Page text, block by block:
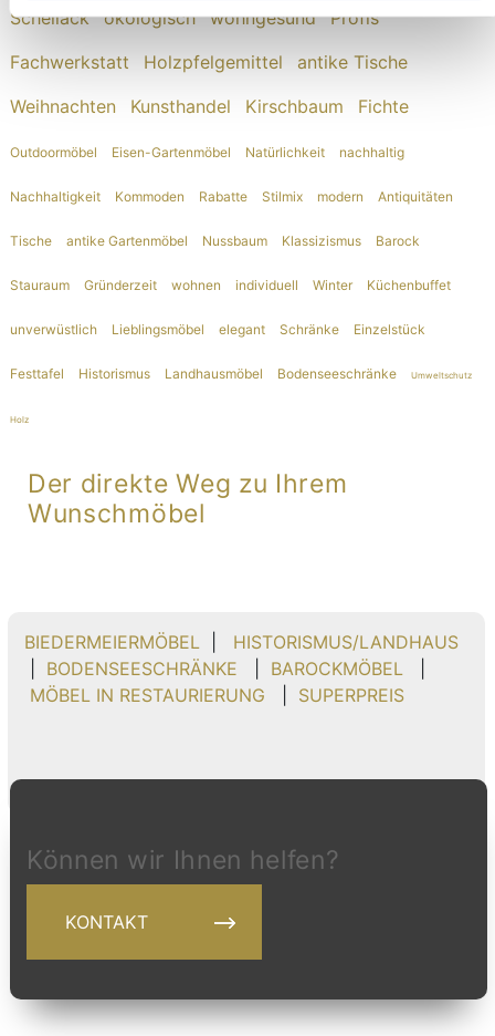
Möbel vs. künstlichem Shabby-Look
Schellack ökologisch wohngesund
Profis
Fachwerkstatt
Holzpfelgemittel
antike Tische
Weihnachten
Kunsthandel Kirschbaum Fichte
Outdoormöbel Eisen-Gartenmöbel Natürlichkeit nachhaltig
Nachhaltigkeit Kommoden Rabatte Stilmix modern Antiquitäten
Tische antike Gartenmöbel Nussbaum Klassizismus Barock
Stauraum Gründerzeit wohnen individuell Winter Küchenbuffet
unverwüstlich Lieblingsmöbel elegant Schränke Einzelstück
Festtafel Historismus Landhausmöbel Bodenseeschränke Umweltschutz
Holz
Der direkte Weg zu Ihrem
Wunschmöbel
BIEDERMEIERMÖBEL
HISTORISMUS/LANDHAUS
BODENSEESCHRÄNKE BAROCKMÖBEL
MÖBEL IN RESTAURIERUNG
SUPERPREIS
Können wir Ihnen helfen?
KONTAKT